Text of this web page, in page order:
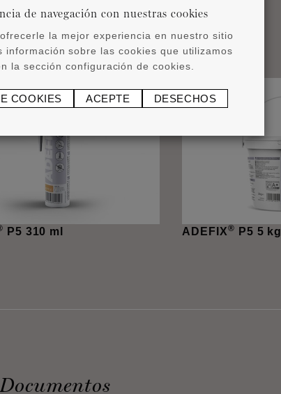
relacionados
P5 310 ml ADEFIX® P5 5 kg
de navegación con nuestras cookies
la mejor experiencia en nuestro sitio
información sobre las cookies que utilizamos
la sección configuración de cookies.
COOKIES ACEPTE DESECHOS